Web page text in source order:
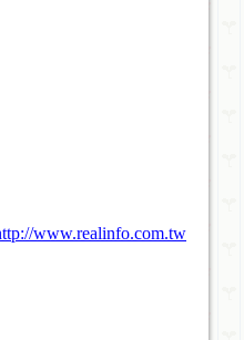
www.realinfo.com.tw